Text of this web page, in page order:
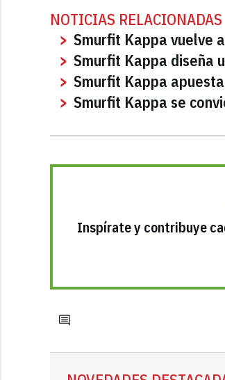
NOTICIAS RELACIONADAS
Smurfit Kappa vuelve
Smurfit Kappa diseña
Smurfit Kappa
Smurfit Kappa se
Inspírate y contribuye